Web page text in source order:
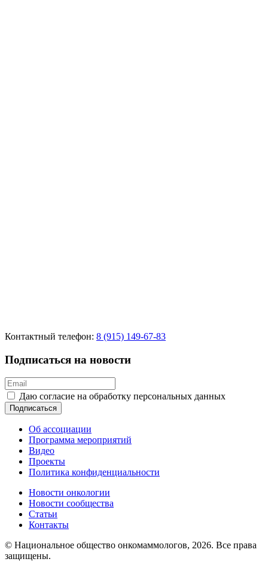
Контактный телефон: 8 (915) 149-67-83
Подписаться на новости
Даю согласие на обработку персональных данных
Подписаться
Об ассоциации
Программа мероприятий
Видео
Проекты
Политика конфиденциальности
Новости онкологии
Новости сообщества
Статьи
Контакты
© Национальное общество онкомаммологов, 2026. Все права
защищены.